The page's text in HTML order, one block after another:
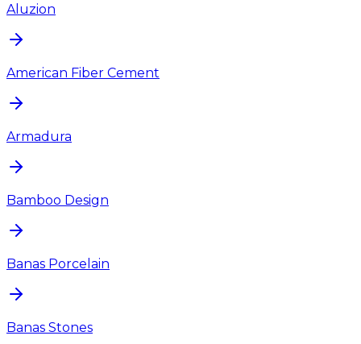
Aluzion
American Fiber Cement
Armadura
Bamboo Design
Banas Porcelain
Banas Stones